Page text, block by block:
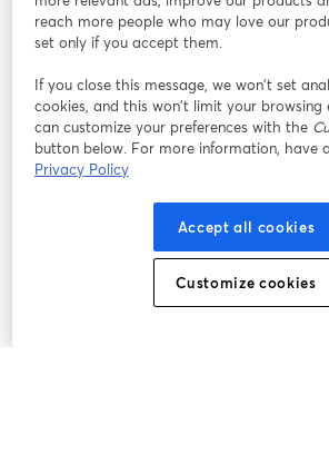
ライ
ンセ
ミナ
ー
Facebook
新しいタブで開く
Instagram
新しいタブで開く
新しいタブで開く
プラットフォー
個人情報保護方針 クッキ
reach more people who may love our
set only if you accept them.
If you close this message, we won’t set
cookies, and this won’t limit your browsing
can customize your preferences with the
button below. For more information, have
Privacy Policy
Accept all cookies
Customize cookies